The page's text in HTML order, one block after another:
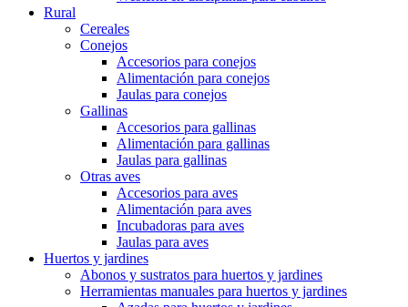
Rural
Cereales
Conejos
Accesorios para conejos
Alimentación para conejos
Jaulas para conejos
Gallinas
Accesorios para gallinas
Alimentación para gallinas
Jaulas para gallinas
Otras aves
Accesorios para aves
Alimentación para aves
Incubadoras para aves
Jaulas para aves
Huertos y jardines
Abonos y sustratos para huertos y jardines
Herramientas manuales para huertos y jardines